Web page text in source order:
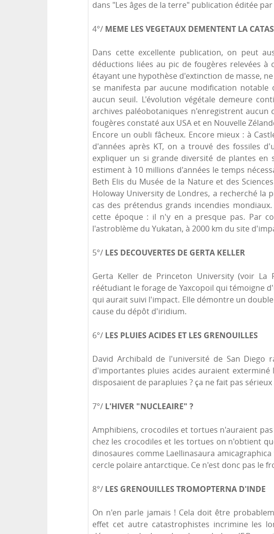
dans "Les âges de la terre" publication éditée
4°/ MEME LES VEGETAUX DEMENTENT LA
Dans cette excellente publication, on peut
déductions liées au pic de fougères relevées à
étayant une hypothèse d'extinction de masse,
se manifesta par aucune modification notable
aucun seuil. L'évolution végétale demeure
archives paléobotaniques n'enregistrent aucun
fougères constaté aux USA et en Nouvelle
Encore un oubli fâcheux. Encore mieux : à
d'années après KT, on a trouvé des fossiles
expliquer un si grande diversité de plantes en
estiment à 10 millions d'années le temps
Beth Elis du Musée de la Nature et des
Holoway University de Londres, a recherché
cas des prétendus grands incendies
cette époque : il n'y en a presque pas. Par
l'astroblème du Yukatan, à 2000 km du site
5°/ LES DECOUVERTES DE GERTA KELLER
Gerta Keller de Princeton University (voir La
réétudiant le forage de Yaxcopoil qui témoigne
qui aurait suivi l'impact. Elle démontre un
cause du dépôt d'iridium.
6°/ LES PLUIES ACIDES ET LES GRENOUILLES
David Archibald de l'université de San
d'importantes pluies acides auraient
disposaient de parapluies ? ça ne fait pas
7°/ L'HIVER "NUCLEAIRE" ?
Amphibiens, crocodiles et tortues n'auraient
chez les crocodiles et les tortues on n'obtient
dinosaures comme Laellinasaura
cercle polaire antarctique. Ce n'est donc pas le
8°/ LES GRENOUILLES TROMOPTERNA D'INDE
On n'en parle jamais ! Cela doit être
effet cet autre catastrophistes incrimine les